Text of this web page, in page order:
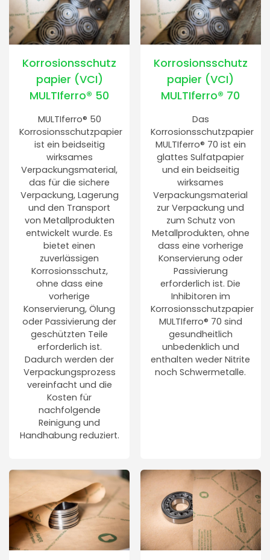
Korrosionsschutz
papier (VCI)
MULTIferro® 50
MULTIferro® 50
Korrosionsschutzpapier
ist ein beidseitig
wirksames
Verpackungsmaterial,
das für die sichere
Verpackung, Lagerung
und den Transport
von Metallprodukten
entwickelt wurde. Es
bietet einen
zuverlässigen
Korrosionsschutz,
ohne dass eine
vorherige
Konservierung, Ölung
oder Passivierung der
geschützten Teile
erforderlich ist.
Dadurch werden der
Verpackungsprozess
vereinfacht und die
Kosten für
nachfolgende
Reinigung und
Handhabung reduziert.
Korrosionsschutz
papier (VCI)
MULTIferro® 70
Das
Korrosionsschutzpapier
MULTIferro® 70 ist ein
glattes Sulfatpapier
und ein beidseitig
wirksames
Verpackungsmaterial
zur Verpackung und
zum Schutz von
Metallprodukten, ohne
dass eine vorherige
Konservierung oder
Passivierung
erforderlich ist. Die
Inhibitoren im
Korrosionsschutzpapier
MULTIferro® 70 sind
gesundheitlich
unbedenklich und
enthalten weder Nitrite
noch Schwermetalle.